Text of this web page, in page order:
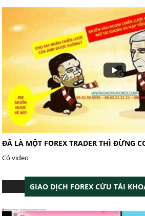
ĐÃ LÀ MỘT FOREX TRADER THÌ ĐỪNG
Có video
GIAO DỊCH FOREX CỨU TÀI